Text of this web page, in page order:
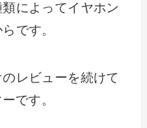
によってイヤホン
です。
レビューを続けて
です。